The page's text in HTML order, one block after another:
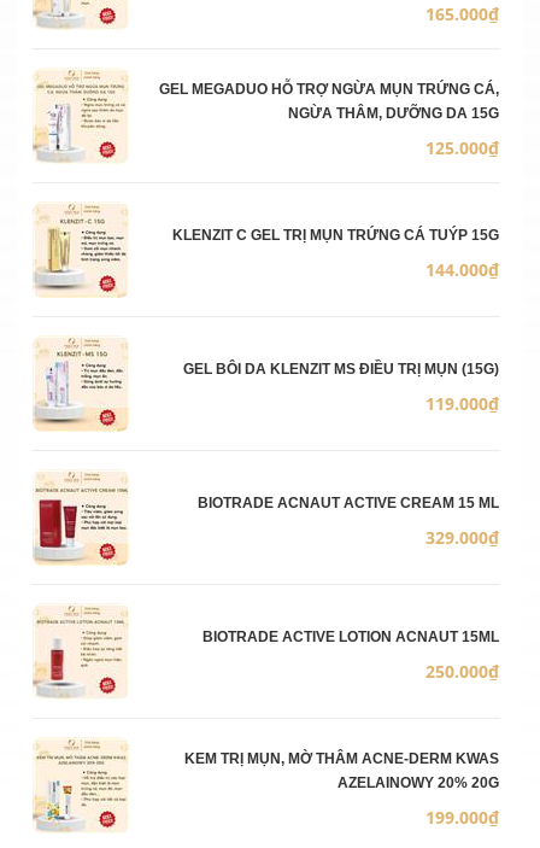
165.000₫
GEL MEGADUO HỖ TRỢ NGỪA MỤN TRỨNG CÁ,
NGỪA THÂM, DƯỠNG DA 15G
125.000₫
KLENZIT C GEL TRỊ MỤN TRỨNG CÁ TUÝP 15G
144.000₫
GEL BÔI DA KLENZIT MS ĐIỀU TRỊ MỤN (15G)
119.000₫
BIOTRADE ACNAUT ACTIVE CREAM 15 ML
329.000₫
BIOTRADE ACTIVE LOTION ACNAUT 15ML
250.000₫
KEM TRỊ MỤN, MỜ THÂM ACNE-DERM KWAS
AZELAINOWY 20% 20G
199.000₫